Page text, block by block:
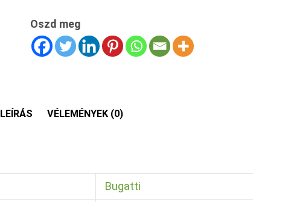
Oszd meg
LEÍRÁS VÉLEMÉNYEK (0)
Bugatti